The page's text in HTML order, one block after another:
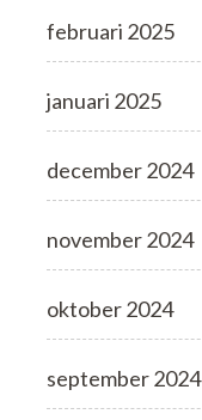
februari 2025
januari 2025
december 2024
november 2024
oktober 2024
september 2024